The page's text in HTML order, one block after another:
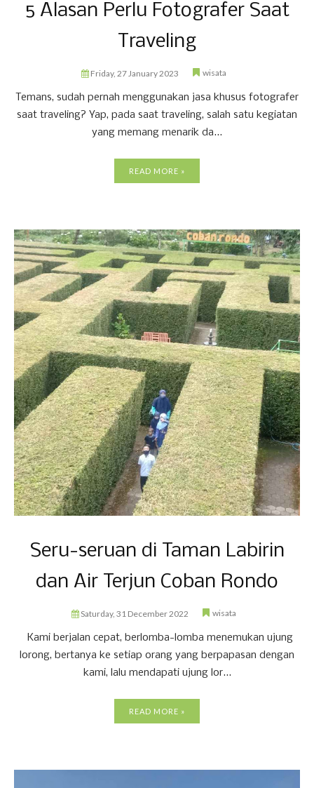
5 Alasan Perlu Fotografer Saat
Traveling
Friday, 27 January 2023 wisata
Temans, sudah pernah menggunakan jasa khusus fotografer
saat traveling? Yap, pada saat traveling, salah satu kegiatan
yang memang menarik da...
READ MORE »
Seru-seruan di Taman Labirin
dan Air Terjun Coban Rondo
Saturday, 31 December 2022 wisata
Kami berjalan cepat, berlomba-lomba menemukan ujung
lorong, bertanya ke setiap orang yang berpapasan dengan
kami, lalu mendapati ujung lor...
READ MORE »